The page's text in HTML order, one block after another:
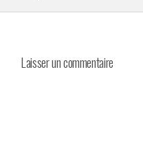
Laisser un commentaire